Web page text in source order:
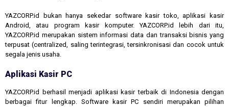
YAZCORP.id bukan hanya sekedar software kasir toko, aplikasi kasir
Android, atau program kasir komputer. YAZCORP.id lebih dari itu,
YAZCORP.id merupakan sistem informasi data dan transaksi bisnis yang
terpusat (centralized, saling terintegrasi, tersinkronisasi dan cocok untuk
segala jenis usaha.
Aplikasi Kasir PC
YAZCORP.id berhasil menjadi aplikasi kasir terbaik di Indonesia dengan
berbagai fitur lengkap. Software kasir PC sendiri merupakan pilihan